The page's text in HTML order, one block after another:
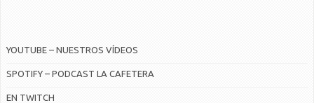
YOUTUBE – NUESTROS VÍDEOS
SPOTIFY – PODCAST LA CAFETERA
EN TWITCH